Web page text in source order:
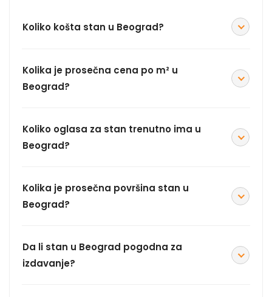
Koliko košta stan u Beograd?
Kolika je prosečna cena po m² u
Beograd?
Koliko oglasa za stan trenutno ima u
Beograd?
Kolika je prosečna površina stan u
Beograd?
Da li stan u Beograd pogodna za
izdavanje?